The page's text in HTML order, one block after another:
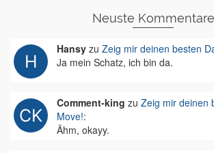
Neuste Kommentare
Hansy zu Zeig mir deinen besten
Ja mein Schatz, ich bin da.
Comment-king zu Zeig mir deinen
Move!:
Ähm, okayy.